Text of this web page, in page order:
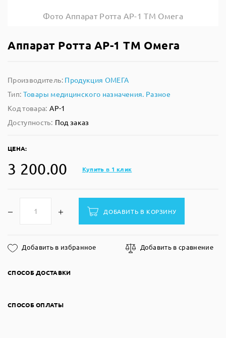
Фото Аппарат Ротта АР-1 ТМ Омега
Аппарат Ротта АР-1 ТМ Омега
Производитель: Продукция ОМЕГА
Тип: Товары медицинского назначения. Разное
Код товара: АР-1
Доступность: Под заказ
ЦЕНА:
3 200.00 Купить в 1 клик
ДОБАВИТЬ В КОРЗИНУ
Добавить в избранное Добавить в сравнение
СПОСОБ ДОСТАВКИ
СПОСОБ ОПЛАТЫ